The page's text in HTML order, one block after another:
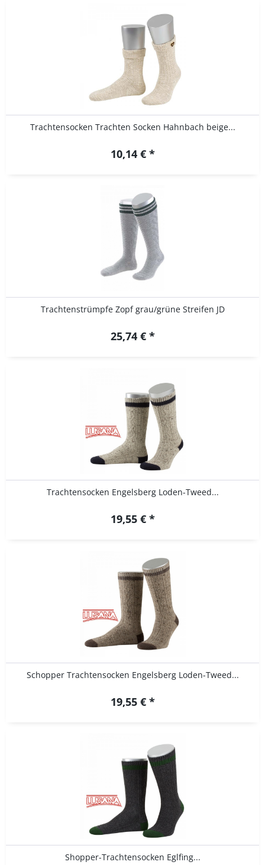
Trachtensocken Trachten Socken Hahnbach beige...
10,14 € *
Trachtenstrümpfe Zopf grau/grüne Streifen JD
25,74 € *
Trachtensocken Engelsberg Loden-Tweed...
19,55 € *
Schopper Trachtensocken Engelsberg Loden-Tweed...
19,55 € *
Shopper-Trachtensocken Eglfing...